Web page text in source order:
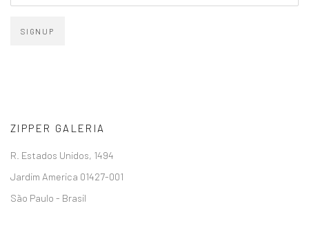
SIGNUP
ZIPPER GALERIA
R. Estados Unidos, 1494
Jardim America 01427-001
São Paulo - Brasil